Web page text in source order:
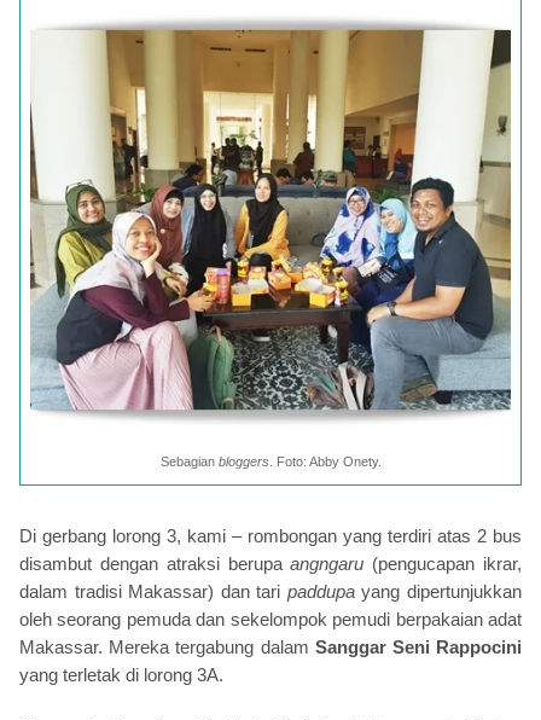
Sebagian bloggers . Foto: Abby Onety.
Di gerbang lorong 3, kami – rombongan yang terdiri atas 2 bus
disambut dengan atraksi berupaangngaru (pengucapan ikrar,
dalam tradisi Makassar) dan tari paddupayang dipertunjukkan
oleh seorang pemuda dan sekelompok pemudi berpakaian adat
Makassar. Mereka tergabung dalam Sanggar Seni Rappocini
yang terletak di lorong 3A.